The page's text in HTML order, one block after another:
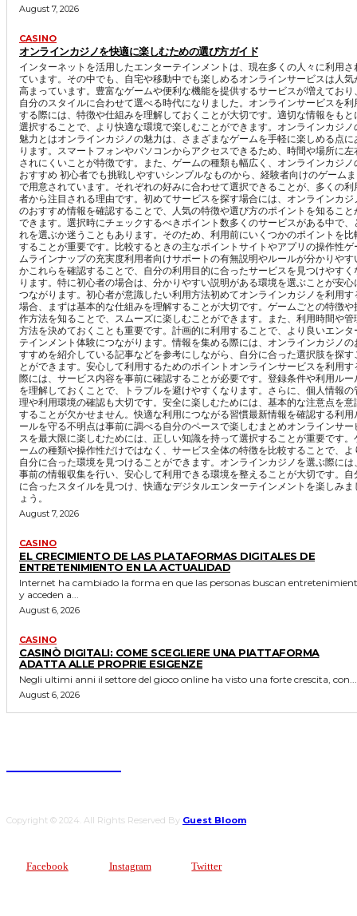
August 7, 2026
CASINO
オンラインカジノを快適に楽しむための選び方ガイド
インターネットを活用したエンターテインメントは、現在多くの人々に利用さ
ています。その中でも、自宅や移動中でも楽しめるオンラインサービスは人気
高まっています。豊富なゲームや便利な機能を提供するサービスが増えており
自分のスタイルに合わせて選べる時代になりました。オンラインサービスを利
する際には、特徴や仕組みを理解しておくことが大切です。適切な情報をもと
選択することで、より快適な環境で楽しむことができます。オンラインカジノ
魅力とはオンラインカジノの魅力は、さまざまなゲームを手軽に楽しめる点に
ります。スマートフォンやパソコンからアクセスできるため、時間や場所に左
されにくいことが特徴です。また、ゲームの種類も幅広く、オンラインカジノ
おすすめ 初心者でも挑戦しやすいシンプルなものから、経験者向けのゲームま
で用意されています。それぞれの好みに合わせて選択できることが、多くの利
者から注目される理由です。初めてサービスを探す場合には、オンラインカジ
のおすすめ情報を確認することで、人気の特徴や選び方のポイントを知ること
できます。選択時にチェックするべきポイント数多くのサービスがある中で、
れを選ぶか迷うこともあります。そのため、利用前にいくつかのポイントを比
することが重要です。比較するときの主なポイントサイトやアプリの操作性ゲ
ムラインナップの充実度利用者向けサポートの有無説明やルールが分かりやす
かこれらを確認することで、自分の利用目的に合ったサービスを見つけやすく
ります。特に初心者の場合は、分かりやすい説明がある環境を選ぶことが安心
つながります。初心者が意識したい利用方法初めてオンラインカジノを利用す
場合、まずは基本的な仕組みを理解することが大切です。ゲームごとの特徴や
作方法を知ることで、スムーズに楽しむことができます。また、利用時間や管
方法を決めておくことも重要です。計画的に利用することで、より良いエンタ
テインメント体験につながります。情報を集める際には、オンラインカジノの
すすめを紹介している記事などを参考にしながら、自分に合った選択肢を探す
とができます。安心して利用するためのポイントオンラインサービスを利用す
際には、サービス内容を事前に確認することが必要です。登録条件や利用ルー
を理解しておくことで、トラブルを避けやすくなります。さらに、個人情報の
理や利用環境の確認も大切です。安全に楽しむためには、基本的な注意点を意
することが欠かせません。快適な利用につながる習慣最新情報を確認する利用
ールを守る不明点は事前に調べる自分のペースで楽しむまとめオンラインサー
スを最大限に楽しむためには、正しい知識を持って選択することが重要です。
ームの種類や操作性だけではなく、サービス全体の特徴を比較することで、よ
自分に合った環境を見つけることができます。オンラインカジノを選ぶ際には
事前の情報収集を行い、安心して利用できる環境を整えることが大切です。自
に合ったスタイルを見つけ、快適なデジタルエンターテインメントを楽しみま
ょう。
August 7, 2026
CASINO
EL CRECIMIENTO DE LAS PLATAFORMAS DIGITALES DE
ENTRETENIMIENTO EN LA ACTUALIDAD
Internet ha cambiado la forma en que las personas buscan
y acceden a...
August 6, 2026
CASINO
CASINÒ DIGITALI: COME SCEGLIERE UNA PIATTAFORMA
ADATTA ALLE PROPRIE ESIGENZE
Negli ultimi anni il settore del gioco online ha visto una forte crescita, con...
August 6, 2026
Copyright © 2024. All Rights Reserved By Guest Bloom
Facebook Instagram Twitter